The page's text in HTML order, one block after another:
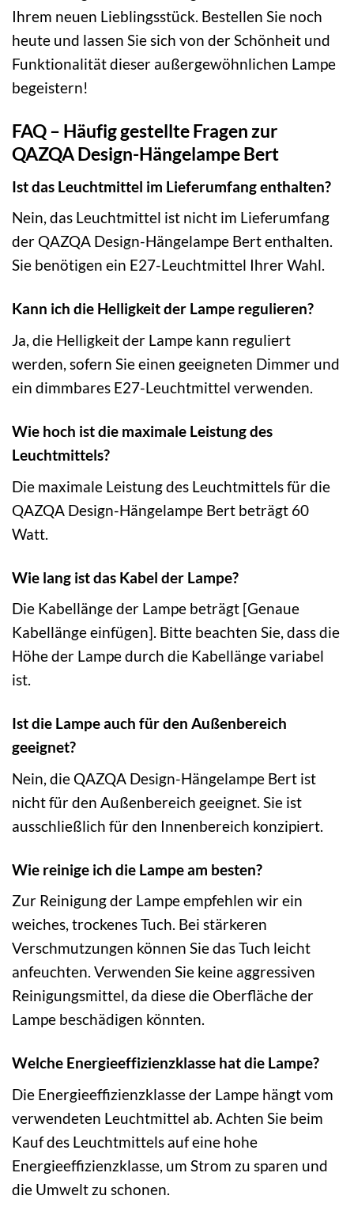
Ihrem neuen Lieblingsstück. Bestellen Sie noch
heute und lassen Sie sich von der Schönheit und
Funktionalität dieser außergewöhnlichen Lampe
begeistern!
FAQ – Häufig gestellte Fragen zur
QAZQA Design-Hängelampe Bert
Ist das Leuchtmittel im Lieferumfang enthalten?
Nein, das Leuchtmittel ist nicht im Lieferumfang
der QAZQA Design-Hängelampe Bert enthalten.
Sie benötigen ein E27-Leuchtmittel Ihrer Wahl.
Kann ich die Helligkeit der Lampe regulieren?
Ja, die Helligkeit der Lampe kann reguliert
werden, sofern Sie einen geeigneten Dimmer und
ein dimmbares E27-Leuchtmittel verwenden.
Wie hoch ist die maximale Leistung des
Leuchtmittels?
Die maximale Leistung des Leuchtmittels für die
QAZQA Design-Hängelampe Bert beträgt 60
Watt.
Wie lang ist das Kabel der Lampe?
Die Kabellänge der Lampe beträgt [Genaue
Kabellänge einfügen]. Bitte beachten Sie, dass die
Höhe der Lampe durch die Kabellänge variabel
ist.
Ist die Lampe auch für den Außenbereich
geeignet?
Nein, die QAZQA Design-Hängelampe Bert ist
nicht für den Außenbereich geeignet. Sie ist
ausschließlich für den Innenbereich konzipiert.
Wie reinige ich die Lampe am besten?
Zur Reinigung der Lampe empfehlen wir ein
weiches, trockenes Tuch. Bei stärkeren
Verschmutzungen können Sie das Tuch leicht
anfeuchten. Verwenden Sie keine aggressiven
Reinigungsmittel, da diese die Oberfläche der
Lampe beschädigen könnten.
Welche Energieeffizienzklasse hat die Lampe?
Die Energieeffizienzklasse der Lampe hängt vom
verwendeten Leuchtmittel ab. Achten Sie beim
Kauf des Leuchtmittels auf eine hohe
Energieeffizienzklasse, um Strom zu sparen und
die Umwelt zu schonen.